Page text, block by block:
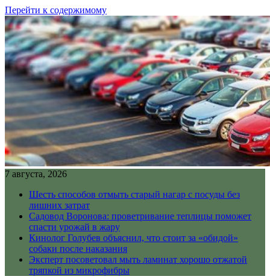
Перейти к содержимому
7 августа, 2026
Шесть способов отмыть старый нагар с посуды без
лишних затрат
Садовод Воронова: проветривание теплицы поможет
спасти урожай в жару
Кинолог Голубев объяснил, что стоит за «обидой»
собаки после наказания
Эксперт посоветовал мыть ламинат хорошо отжатой
тряпкой из микрофибры